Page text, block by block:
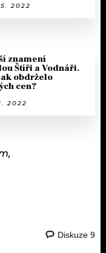
2022
znamení
Štíři a Vodnáři.
obdrželo
cen?
2022
Diskuze 9